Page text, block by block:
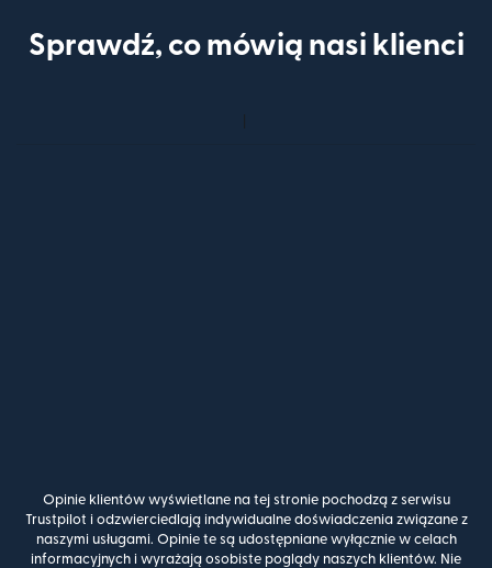
Sprawdź, co mówią nasi klienci
Opinie klientów wyświetlane na tej stronie pochodzą z serwisu
Trustpilot i odzwierciedlają indywidualne doświadczenia związane z
naszymi usługami. Opinie te są udostępniane wyłącznie w celach
informacyjnych i wyrażają osobiste poglądy naszych klientów. Nie